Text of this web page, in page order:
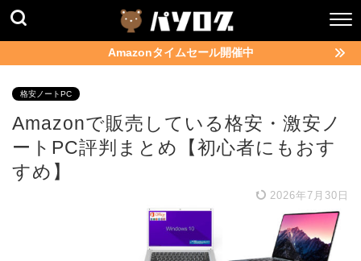
Amazonタイムセール開催中
格安ノートPC
Amazonで販売している格安・激安ノ
ートPC評判まとめ【初心者にもおす
すめ】
2026年7月30日